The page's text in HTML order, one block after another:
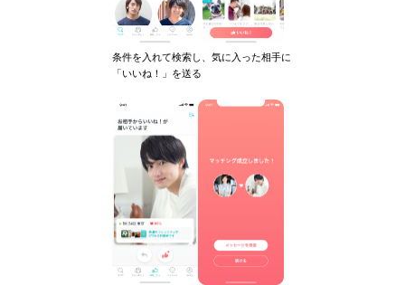
条件を入れて検索し、気に入った相手に
「いいね！」を送る